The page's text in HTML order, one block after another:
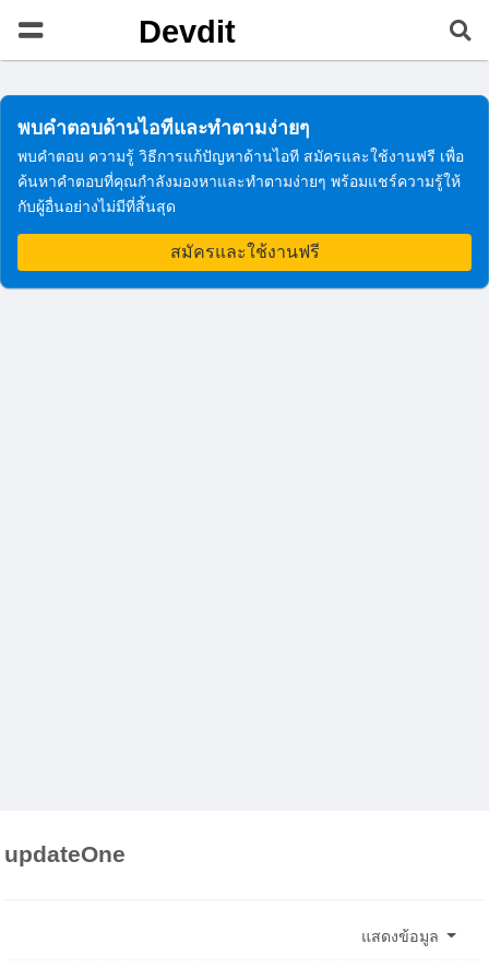
Devdit
พบคำตอบด้านไอทีและทำตามง่ายๆ
พบคำตอบ ความรู้ วิธีการแก้ปัญหาด้านไอที สมัครและใช้งานฟรี เพื่อ
ค้นหาคำตอบที่คุณกำลังมองหาและทำตามง่ายๆ พร้อมแชร์ความรู้ให้
กับผู้อื่นอย่างไม่มีที่สิ้นสุด
สมัครและใช้งานฟรี
updateOne
แสดงข้อมูล